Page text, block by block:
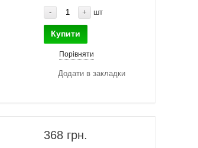
- + шт
Купити
Порівняти
Додати в закладки
368 грн.